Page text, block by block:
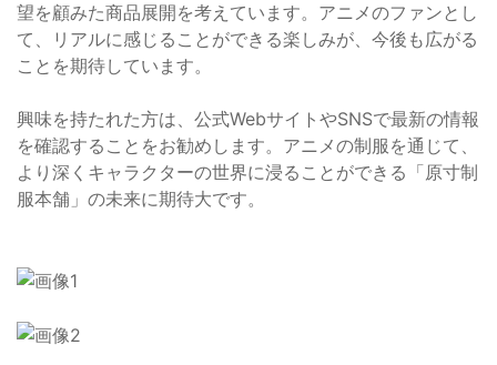
望を顧みた商品展開を考えています。アニメのファンとし
て、リアルに感じることができる楽しみが、今後も広がる
ことを期待しています。
興味を持たれた方は、公式WebサイトやSNSで最新の情報
を確認することをお勧めします。アニメの制服を通じて、
より深くキャラクターの世界に浸ることができる「原寸制
服本舗」の未来に期待大です。